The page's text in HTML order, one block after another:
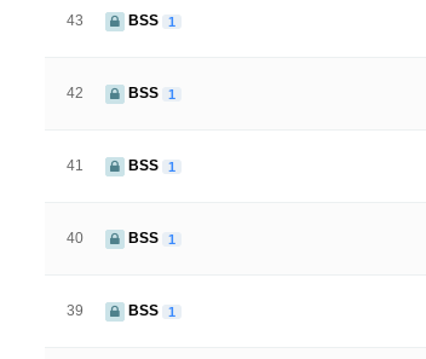
43 BSS 1
42 BSS 1
41 BSS 1
40 BSS 1
39 BSS 1